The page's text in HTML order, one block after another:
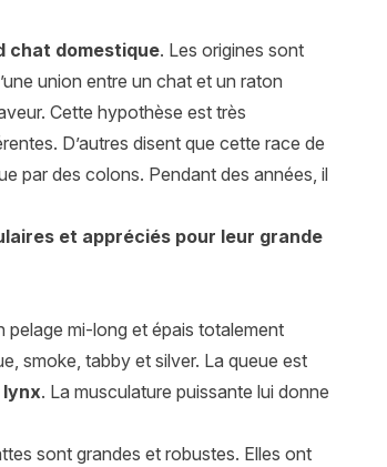
chat domestique. Les origines sont
union entre un chat et un raton
Cette hypothèse est très
D’autres disent que cette race de
par des colons. Pendant des années, il
et appréciés pour leur grande
pelage mi-long et épais totalement
smoke, tabby et silver. La queue est
lynx. La musculature puissante lui donne
sont grandes et robustes. Elles ont